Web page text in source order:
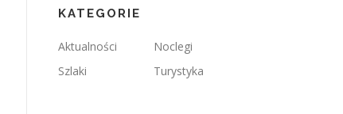
KATEGORIE
Aktualności
Noclegi
Szlaki
Turystyka